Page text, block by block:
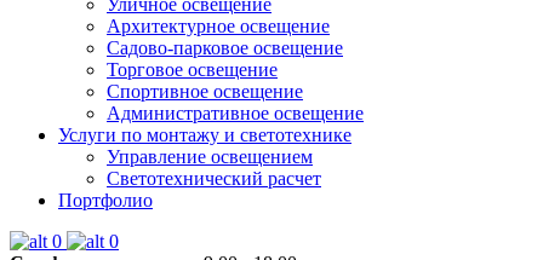
Уличное освещение
Архитектурное освещение
Садово-парковое освещение
Торговое освещение
Спортивное освещение
Административное освещение
Услуги по монтажу и светотехнике
Управление освещением
Светотехнический расчет
Портфолио
0
0